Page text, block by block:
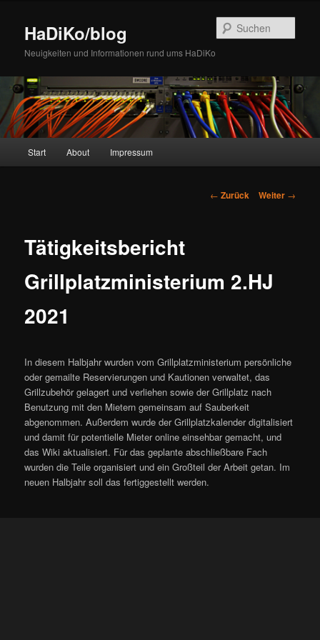
wechselnHaDiKo/blog
Neuigkeiten und Informationen rund ums HaDiKo
Start About Impressum
Beitrags-
← Zurück Weiter →
Tätigkeitsbericht
Grillplatzministerium 2.HJ
2021
In diesem Halbjahr wurden vom Grillplatzministerium persönliche
oder gemailte Reservierungen und Kautionen verwaltet, das
Grillzubehör gelagert und verliehen sowie der Grillplatz nach
Benutzung mit den Mietern gemeinsam auf Sauberkeit
abgenommen. Außerdem wurde der Grillplatzkalender digitalisiert
und damit für potentielle Mieter online einsehbar gemacht, und
das Wiki aktualisiert. Für das geplante abschließbare Fach
wurden die Teile organisiert und ein Großteil der Arbeit getan. Im
neuen Halbjahr soll das fertiggestellt werden.